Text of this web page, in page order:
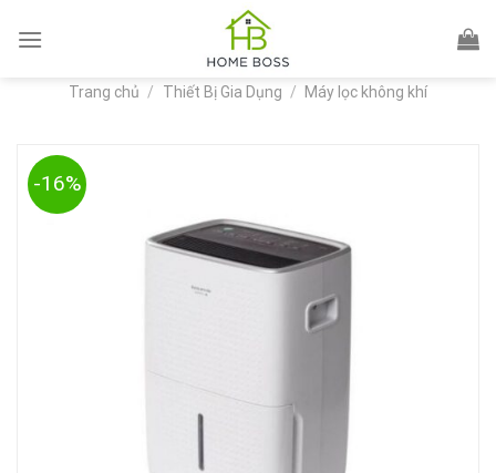
Trang chủ / Thiết Bị Gia Dụng / Máy lọc không khí
-16%